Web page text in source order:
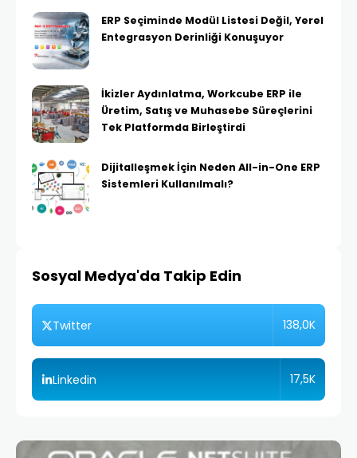
ERP Seçiminde Modül Listesi Değil, Yerel
Entegrasyon Derinliği Konuşuyor
İkizler Aydınlatma, Workcube ERP ile
Üretim, Satış ve Muhasebe Süreçlerini
Tek Platformda Birleştirdi
Dijitalleşmek İçin Neden All-in-One ERP
Sistemleri Kullanılmalı?
Sosyal Medya'da Takip Edin
Twitter 138,0K
Linkedin 17,5K